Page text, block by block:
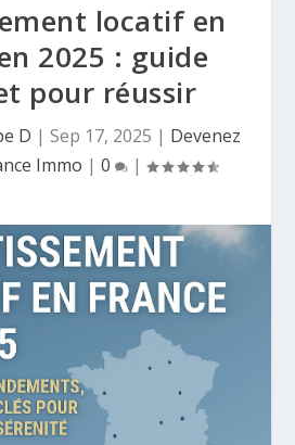
locatif en
2025 : guide
pour réussir
D | Sep 17, 2025 | Devenez
Immo | 0 |